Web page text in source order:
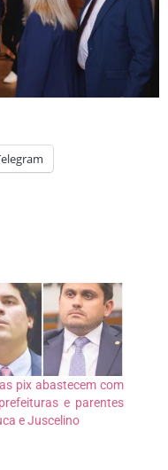
pix abastecem com
e parentes
e Juscelino